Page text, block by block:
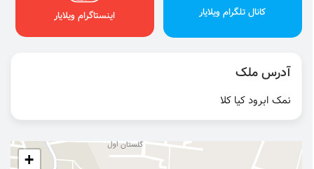
کانال تلگرام ویلایار اینستاگرام ویلایار
آدرس ملک
نمک ابرود کیا کلا
+